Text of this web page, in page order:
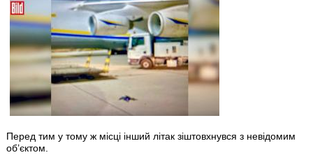
Перед тим у тому ж місці інший літак зіштовхнувся з невідомим
об’єктом.